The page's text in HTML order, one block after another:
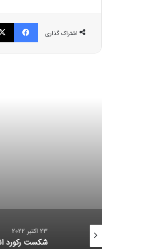
اشتراک گذاری
فیسبوک
شکست رکورد انتقال داده